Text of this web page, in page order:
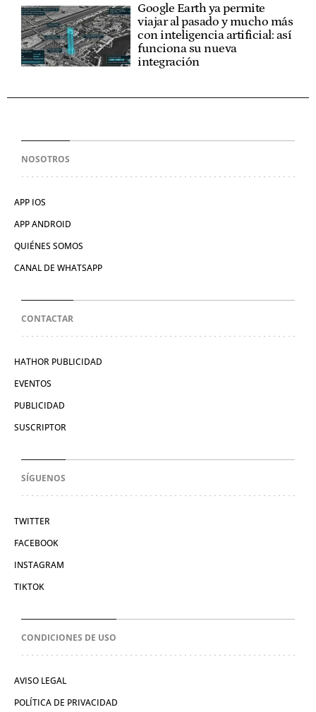
Google Earth ya permite
viajar al pasado y mucho más
con inteligencia artificial: así
funciona su nueva
integración
NOSOTROS
APP IOS
APP ANDROID
QUIÉNES SOMOS
CANAL DE WHATSAPP
CONTACTAR
HATHOR PUBLICIDAD
EVENTOS
PUBLICIDAD
SUSCRIPTOR
SÍGUENOS
TWITTER
FACEBOOK
INSTAGRAM
TIKTOK
CONDICIONES DE USO
AVISO LEGAL
POLÍTICA DE PRIVACIDAD